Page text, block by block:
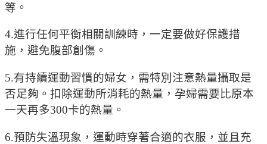
等。
4.進行任何平衡相關訓練時，一定要做好保護措
施，避免腹部創傷。
5.有持續運動習慣的婦女，需特別注意熱量攝取是
否足夠。扣除運動所消耗的熱量，孕婦需要比原本
一天再多300卡的熱量。
6.預防失溫現象，運動時穿著合適的衣服，並且充